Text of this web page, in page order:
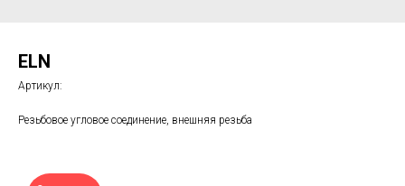
ELN
Артикул:
Резьбовое угловое соединение, внешняя резьба